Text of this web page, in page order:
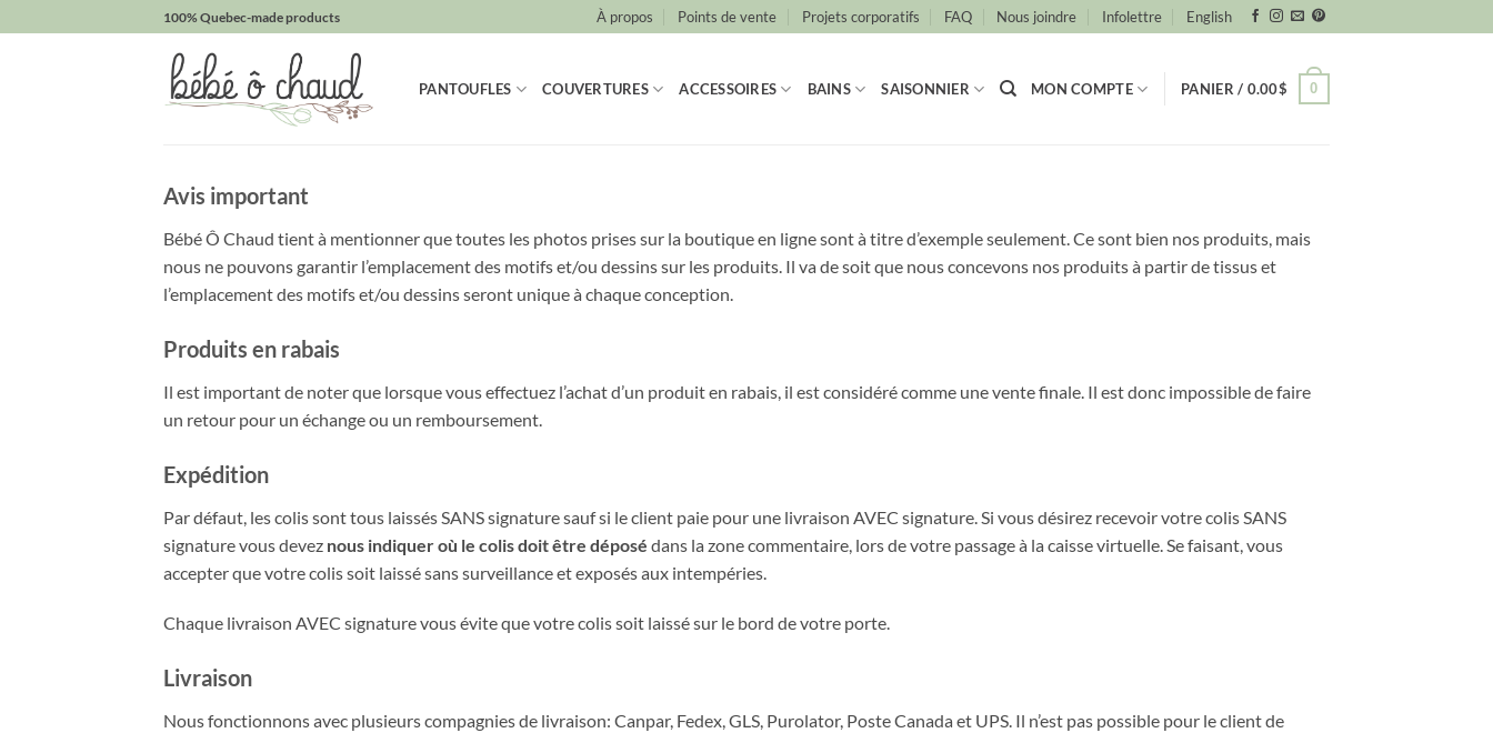
au
100% Quebec-made products À propos Points de vente Projets corporatifs FAQ Nous joindre Infolettre English
PANTOUFLES COUVERTURES ACCESSOIRES BAINS SAISONNIER MON COMPTE PANIER / 0.00$ 0
Avis important
Bébé Ô Chaud tient à mentionner que toutes les photos prises sur la boutique en ligne sont à titre d’exemple seulement. Ce sont bien nos produits, mais
nous ne pouvons garantir l’emplacement des motifs et/ou dessins sur les produits. Il va de soit que nous concevons nos produits à partir de tissus et
l’emplacement des motifs et/ou dessins seront unique à chaque conception.
Produits en rabais
Il est important de noter que lorsque vous effectuez l’achat d’un produit en rabais, il est considéré comme une vente finale. Il est donc impossible de faire
un retour pour un échange ou un remboursement.
Expédition
Par défaut, les colis sont tous laissés SANS signature sauf si le client paie pour une livraison AVEC signature. Si vous désirez recevoir votre colis SANS
signature vous devez nous indiquer où le colis doit être déposé dans la zone commentaire, lors de votre passage à la caisse virtuelle. Se faisant, vous
accepter que votre colis soit laissé sans surveillance et exposés aux intempéries.
Chaque livraison AVEC signature vous évite que votre colis soit laissé sur le bord de votre porte.
Livraison
Nous fonctionnons avec plusieurs compagnies de livraison: Canpar, Fedex, GLS, Purolator, Poste Canada et UPS. Il n’est pas possible pour le client de